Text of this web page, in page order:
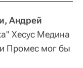
Андрей
Хесус Медина
Промес мог бы